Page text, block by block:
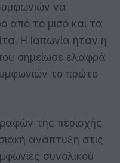
να
από το μισό και τα
Η Ιαπωνία ήταν η
σημείωσε ελαφρά
το πρώτο
της περιοχής
ανάπτυξη στις
συνολικού